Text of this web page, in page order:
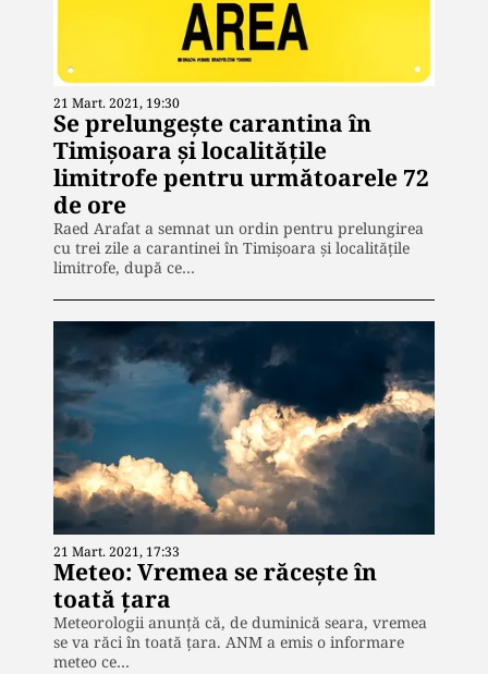
21 Mart. 2021, 19:30
Se prelungește carantina în
Timişoara şi localităţile
limitrofe pentru următoarele 72
de ore
Raed Arafat a semnat un ordin pentru prelungirea
cu trei zile a carantinei în Timişoara şi localităţile
limitrofe, după ce…
21 Mart. 2021, 17:33
Meteo: Vremea se răcește în
toată țara
Meteorologii anunță că, de duminică seara, vremea
se va răci în toată țara. ANM a emis o informare
meteo ce…